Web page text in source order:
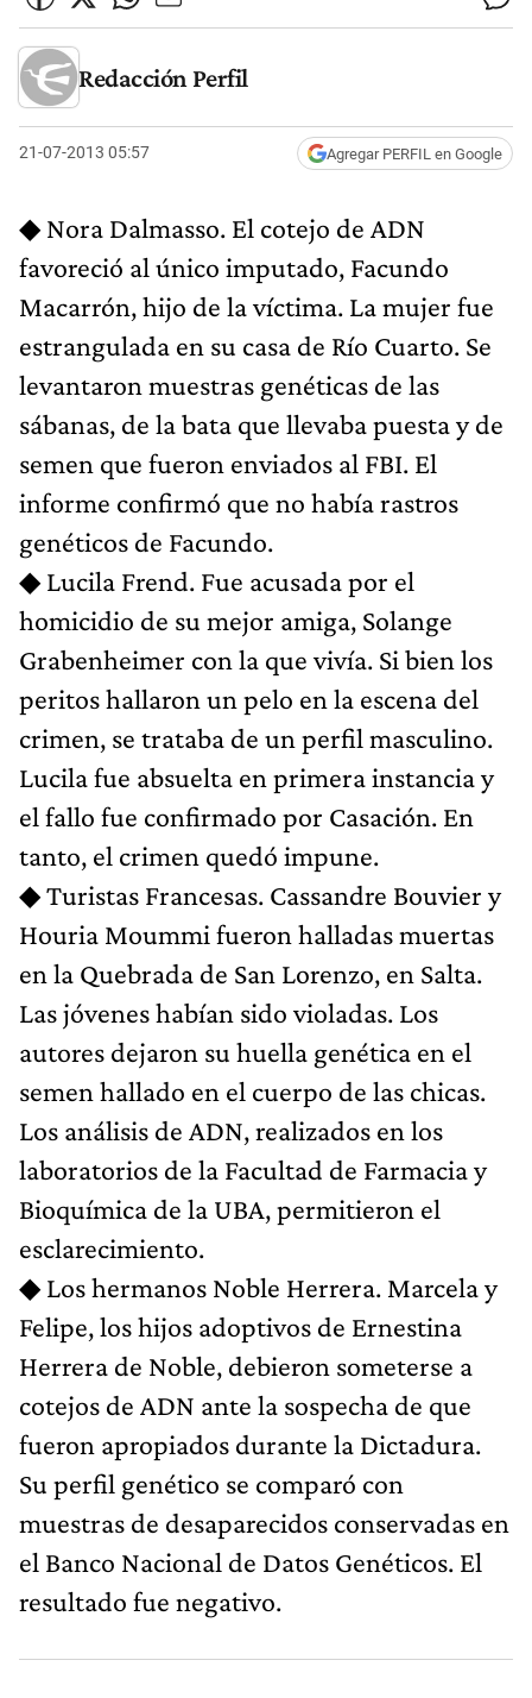
Redacción Perfil
21-07-2013 05:57 Agregar PERFIL en Google
◆ Nora Dalmasso. El cotejo de ADN
favoreció al único imputado, Facundo
Macarrón, hijo de la víctima. La mujer fue
estrangulada en su casa de Río Cuarto. Se
levantaron muestras genéticas de las
sábanas, de la bata que llevaba puesta y de
semen que fueron enviados al FBI. El
informe confirmó que no había rastros
genéticos de Facundo.
◆ Lucila Frend. Fue acusada por el
homicidio de su mejor amiga, Solange
Grabenheimer con la que vivía. Si bien los
peritos hallaron un pelo en la escena del
crimen, se trataba de un perfil masculino.
Lucila fue absuelta en primera instancia y
el fallo fue confirmado por Casación. En
tanto, el crimen quedó impune.
◆ Turistas Francesas. Cassandre Bouvier y
Houria Moummi fueron halladas muertas
en la Quebrada de San Lorenzo, en Salta.
Las jóvenes habían sido violadas. Los
autores dejaron su huella genética en el
semen hallado en el cuerpo de las chicas.
Los análisis de ADN, realizados en los
laboratorios de la Facultad de Farmacia y
Bioquímica de la UBA, permitieron el
esclarecimiento.
◆ Los hermanos Noble Herrera. Marcela y
Felipe, los hijos adoptivos de Ernestina
Herrera de Noble, debieron someterse a
cotejos de ADN ante la sospecha de que
fueron apropiados durante la Dictadura.
Su perfil genético se comparó con
muestras de desaparecidos conservadas en
el Banco Nacional de Datos Genéticos. El
resultado fue negativo.